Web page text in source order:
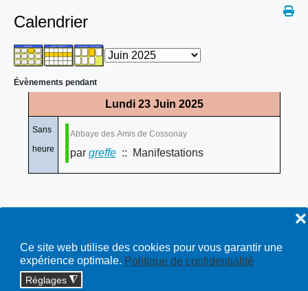
Ce site web utilise des cookies pour vous garantir une
expérience optimale. Politique de confidentialité
Réglages ◮
❌
Calendrier
Évènements pendant
Lundi 23 Juin 2025
Sans
heure
Abbaye des Amis de Cossonay
par greffe:: Manifestations